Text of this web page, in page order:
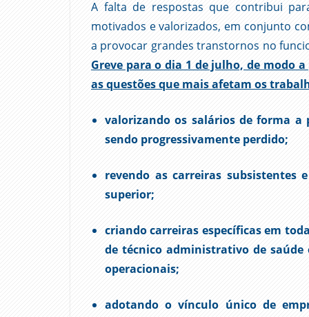
A falta de respostas que contribui
motivados e valorizados, em conjunto
a provocar grandes transtornos no
Greve para o dia 1 de julho, de modo
as questões que mais afetam os
valorizando os salários de forma a
sendo progressivamente perdido;
revendo as carreiras subsistentes
superior;
criando carreiras específicas em
de técnico administrativo de
operacionais;
adotando o vínculo único de